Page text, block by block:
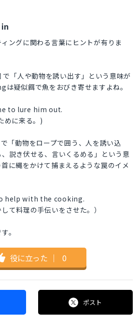
ングに関わる言葉にヒントが有りま
で「人や動物を誘い出す」という意味が
疑似餌で魚をおびき寄せますよね。
to lure him out.
めに来る。)
「動物をロープで囲う、人を誘い込
説き伏せる、言いくるめる」という意
に縄をかけて捕まえるような罠のイメ
help with the cooking.
て料理の手伝いをさせた。）
。
役に立った ｜ 0
ポスト